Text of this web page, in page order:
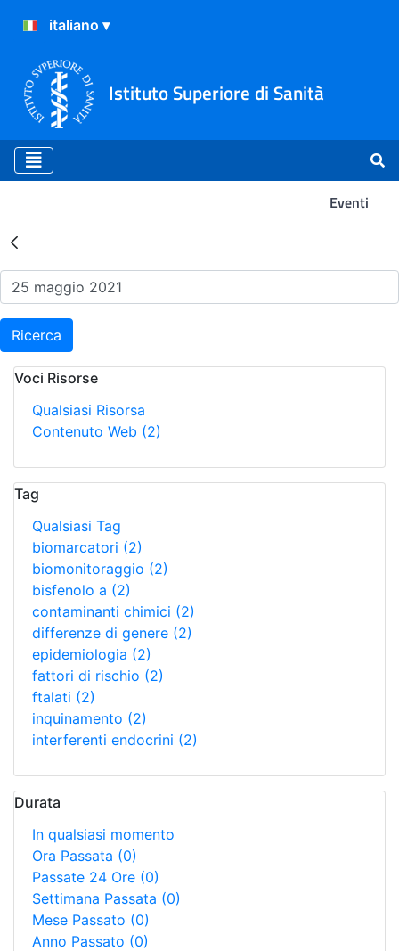
Istituto Superiore di Sanità
Eventi
Risultati della Ricerca -
Ricerca
Voci Risorse
Qualsiasi Risorsa
Contenuto Web (2)
Tag
Qualsiasi Tag
biomarcatori (2)
biomonitoraggio (2)
bisfenolo a (2)
contaminanti chimici (2)
differenze di genere (2)
epidemiologia (2)
fattori di rischio (2)
ftalati (2)
inquinamento (2)
interferenti endocrini (2)
Durata
In qualsiasi momento
Ora Passata (0)
Passate 24 Ore (0)
Settimana Passata (0)
Mese Passato (0)
Anno Passato (0)